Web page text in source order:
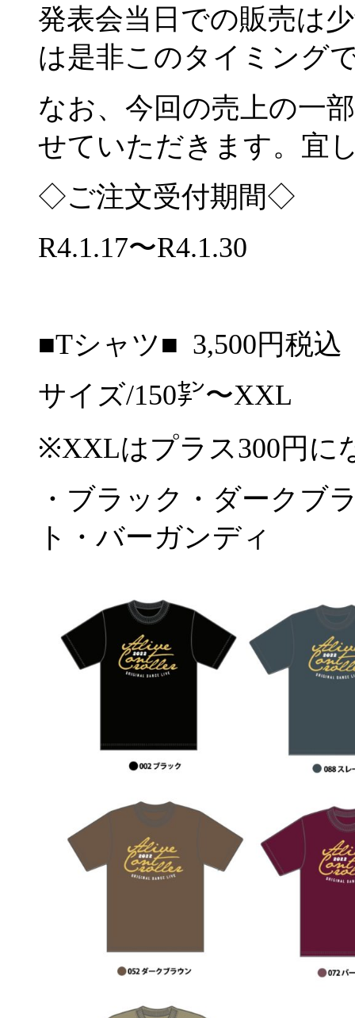
発表会当日での販売は
は是非このタイミング
なお、今回の売上の一
せていただきます。宜
◇ご注文受付期間◇
R4.1.17〜R4.1.30
■Tシャツ■ 3,500円税込
サイズ/150㌢〜XXL
※XXLはプラス300円に
・ブラック・ダークブ
ト・バーガンディ